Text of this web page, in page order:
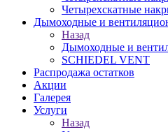
Четырехскатные
Дымоходные и
Назад
Дымоходные и
SCHIEDEL VENT
Распродажа остатков
Акции
Галерея
Услуги
Назад